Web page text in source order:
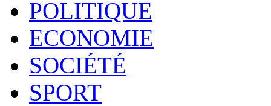
POLITIQUE
ECONOMIE
SOCIÉTÉ
SPORT